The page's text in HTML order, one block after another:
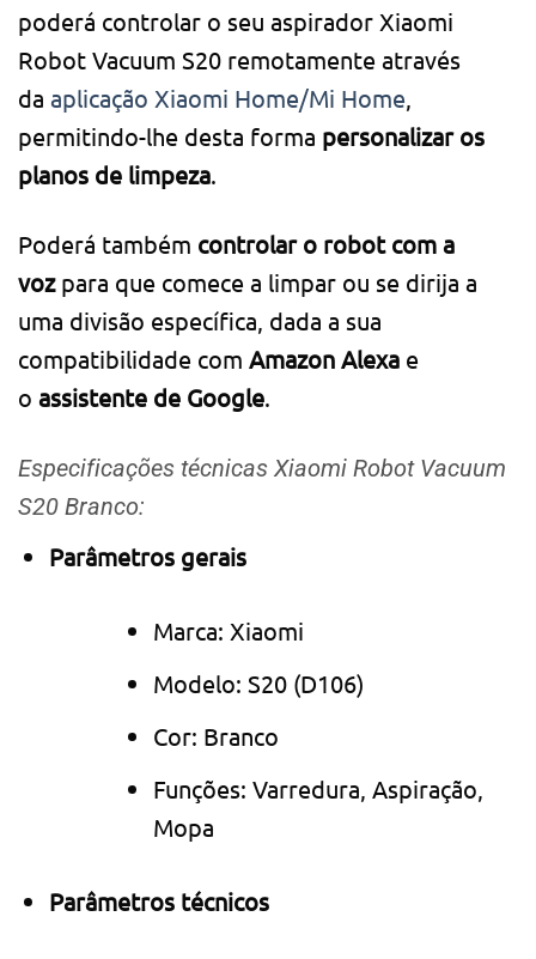
poderá controlar o seu aspirador Xiaomi
Robot Vacuum S20 remotamente através
da aplicação Xiaomi Home/Mi Home,
permitindo-lhe desta forma personalizar os
planos de limpeza.
Poderá também controlar o robot com a
vozpara que comece a limpar ou se dirija a
uma divisão específica, dada a sua
compatibilidade com Amazon Alexa e
o assistente de Google.
Especificações técnicas Xiaomi Robot Vacuum
S20 Branco:
Parâmetros gerais
Marca: Xiaomi
Modelo: S20 (D106)
Cor: Branco
Funções: Varredura, Aspiração,
Mopa
Parâmetros técnicos